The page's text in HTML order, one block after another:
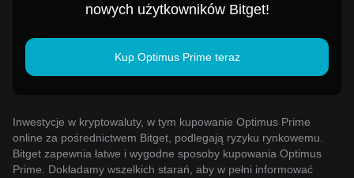
nowych użytkowników Bitget!
Kup Optimus Prime teraz
Inwestycje w kryptowaluty, w tym kupowanie Optimus Prime
online za pośrednictwem Bitget, podlegają ryzyku rynkowemu.
Bitget zapewnia łatwe i wygodne sposoby kupowania Optimus
Prime. Dokładamy wszelkich starań, aby w pełni informować